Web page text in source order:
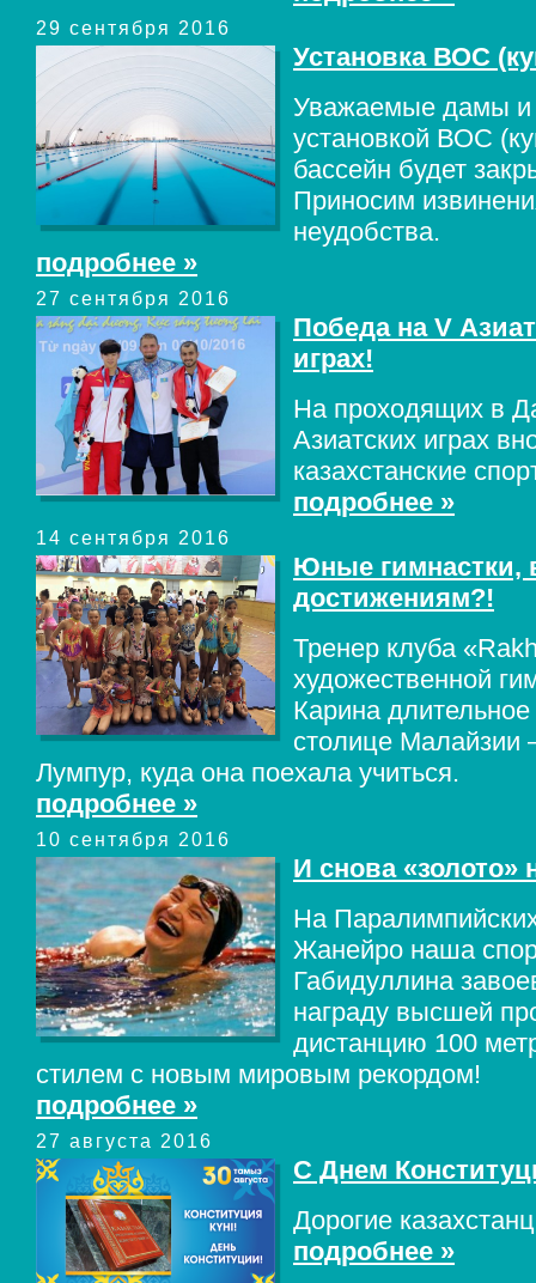
29 сентября 2016
Установка ВОС
Уважаемые дамы и
установкой ВОС
бассейн будет
Приносим
неудобства.
подробнее »
27 сентября 2016
Победа на V
играх!
На проходящих в
Азиатских играх
казахстанские
подробнее »
14 сентября 2016
Юные гимнастки,
достижениям?!
Тренер клуба
художественной
Карина
столице Малайзии
Лумпур, куда она поехала учиться.
подробнее »
10 сентября 2016
И снова «золото»
На
Жанейро наша
Габидуллина
награду высшей
дистанцию 100
стилем с новым мировым рекордом!
подробнее »
27 августа 2016
С Днем
Дорогие
подробнее »